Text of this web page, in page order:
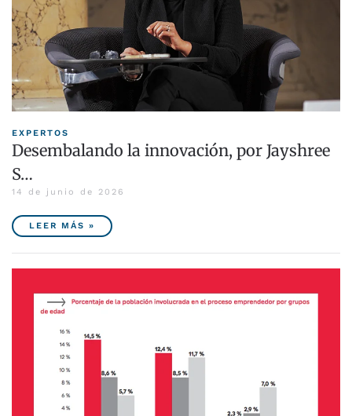
EXPERTOS
Desembalando la innovación, por Jayshree
S…
14 de junio de 2026
LEER MÁS »